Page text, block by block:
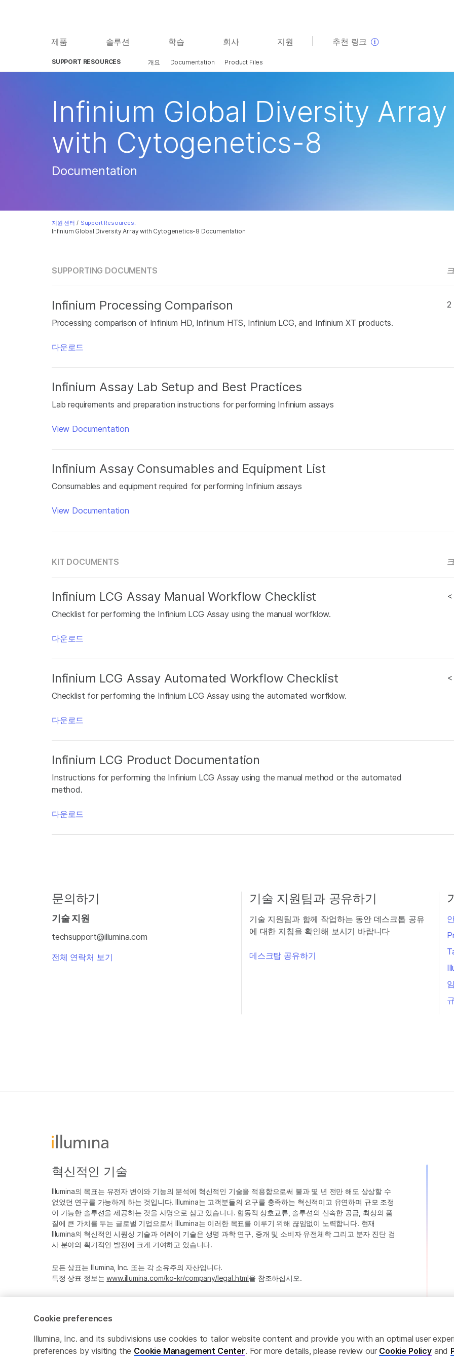
제품 솔루션 학습 회사 지원 추천 링크
SUPPORT RESOURCES 개요 Documentation Product Files
Infinium Global Diversity Array with Cytogenetics-8 Documentation
Infinium Global Diversity Array
with Cytogenetics-8
Documentation
지원 센터 / Support Resources:
SUPPORTING DOCUMENTS
Infinium Processing Comparison
Processing comparison of Infinium HD, Infinium HTS, Infinium LCG, and Infinium XT products.
다운로드
2
Infinium Assay Lab Setup and Best Practices
Lab requirements and preparation instructions for performing Infinium assays
View Documentation
Infinium Assay Consumables and Equipment List
Consumables and equipment required for performing Infinium assays
View Documentation
KIT DOCUMENTS
Infinium LCG Assay Manual Workflow Checklist
Checklist for performing the Infinium LCG Assay using the manual worfklow.
다운로드
Infinium LCG Assay Automated Workflow Checklist
Checklist for performing the Infinium LCG Assay using the automated worfklow.
다운로드
Infinium LCG Product Documentation
Instructions for performing the Infinium LCG Assay using the manual method or the automated
method.
다운로드
문의하기
기술 지원
techsupport@illumina.com
전체 연락처 보기
기술 지원팀과 공유하기
기술 지원팀과 함께 작업하는 동안 데스크톱 공유
에 대한 지침을 확인해 보시기 바랍니다
데스크탑 공유하기
혁신적인 기술
Illumina의 목표는 유전자 변이와 기능의 분석에 혁신적인 기술을 적용함으로써 불과 몇 년 전만 해도 상상할 수
없었던 연구를 가능하게 하는 것입니다. Illumina는 고객분들의 요구를 충족하는 혁신적이고 유연하며 규모 조정
이 가능한 솔루션을 제공하는 것을 사명으로 삼고 있습니다. 협동적 상호교류, 솔루션의 신속한 공급, 최상의 품
질에 큰 가치를 두는 글로벌 기업으로서 Illumina는 이러한 목표를 이루기 위해 끊임없이 노력합니다. 현재
Illumina의 혁신적인 시퀀싱 기술과 어레이 기술은 생명 과학 연구, 중개 및 소비자 유전체학 그리고 분자 진단 검
사 분야의 획기적인 발전에 크게 기여하고 있습니다.
모든 상표는 Illumina, Inc. 또는 각 소유주의 자산입니다.
특정 상표 정보는www.illumina.com/ko-kr/company/legal.html을 참조하십시오.
보다 관련성이 높은 콘텐츠를 확인하실 수 있습니다. 주요
관심 분야를 선택해 주세요:
암 연구
복합 질환 연구
Cookie preferences
Illumina, Inc. and its subdivisions use cookies to tailor website content and provide you with an optimal user
preferences by visiting the Cookie Management Center. For more details, please review our Cookie Policyand